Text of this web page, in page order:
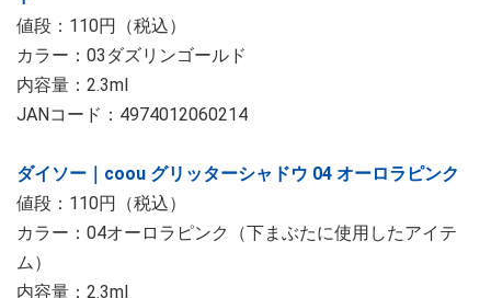
値段：110円（税込）
カラー：03ダズリンゴールド
内容量：2.3ml
JANコード：4974012060214
ダイソー｜coou グリッターシャドウ 04 オーロラピンク
値段：110円（税込）
カラー：04オーロラピンク（下まぶたに使用したアイテ
ム）
内容量：2.3ml